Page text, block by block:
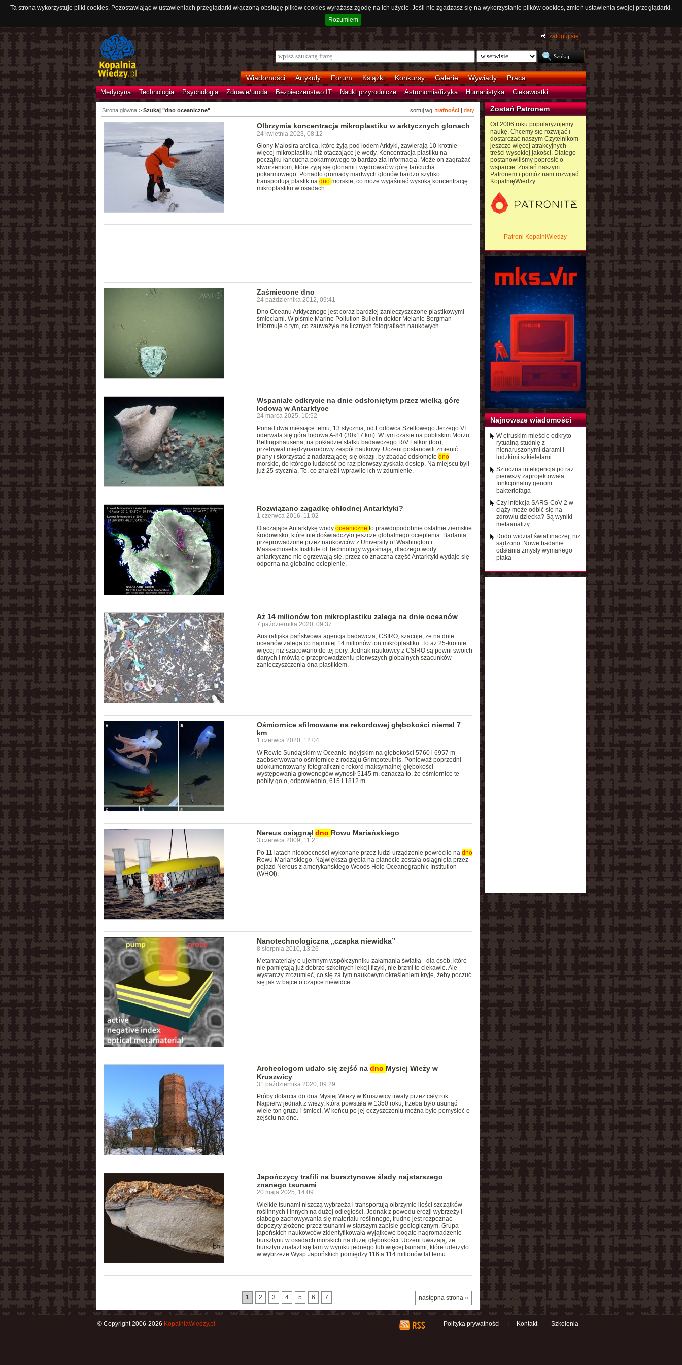
Ta strona wykorzystuje pliki cookies. Pozostawiając w ustawieniach przeglądarki włączoną obsługę plików cookies wyrażasz zgodę na ich użycie. Jeśli nie zgadzasz się na wykorzystanie plików cookies, zmień ustawienia swojej przeglądarki.
Rozumiem
zaloguj się
Wiadomości Artykuły Forum Książki Konkursy Galerie Wywiady Praca
Medycyna Technologia Psychologia Zdrowie/uroda Bezpieczeństwo IT Nauki przyrodnicze Astronomia/fizyka Humanistyka Ciekawostki
sortuj wg: trafności| daty
Strona główna> Szukaj "dno oceaniczne"
Olbrzymia koncentracja mikroplastiku w arktycznych glonach
24 kwietnia 2023, 08:12
Glony Malosira arctica, które żyją pod lodem Arktyki, zawierają 10-krotnie
więcej mikroplastiku niż otaczające je wody. Koncentracja plastiku na
początku łańcucha pokarmowego to bardzo zła informacja. Może on zagrażać
stworzeniom, które żyją się glonami i wędrować w górę łańcucha
pokarmowego. Ponadto gromady martwych glonów bardzo szybko
transportują plastik na dno morskie, co może wyjaśniać wysoką koncentrację
mikroplastiku w osadach.
Zaśmiecone dno
24 października 2012, 09:41
Dno Oceanu Arktycznego jest coraz bardziej zanieczyszczone plastikowymi
śmieciami. W piśmie Marine Pollution Bulletin doktor Melanie Bergman
informuje o tym, co zauważyła na licznych fotografiach naukowych.
Wspaniałe odkrycie na dnie odsłoniętym przez wielką górę
lodową w Antarktyce
24 marca 2025, 10:52
Ponad dwa miesiące temu, 13 stycznia, od Lodowca Szelfowego Jerzego VI
oderwała się góra lodowa A-84 (30x17 km). W tym czasie na pobliskim Morzu
Bellingshausena, na pokładzie statku badawczego R/V Falkor (too),
przebywał międzynarodowy zespół naukowy. Uczeni postanowili zmienić
plany i skorzystać z nadarzającej się okazji, by zbadać odsłonięte dno
morskie, do którego ludzkość po raz pierwszy zyskała dostęp. Na miejscu byli
już 25 stycznia. To, co znaleźli wprawiło ich w zdumienie.
Rozwiązano zagadkę chłodnej Antarktyki?
1 czerwca 2016, 11:02
Otaczające Antarktykę wody oceaniczne to prawdopodobnie ostatnie ziemskie
środowisko, które nie doświadczyło jeszcze globalnego ocieplenia. Badania
przeprowadzone przez naukowców z University of Washington i
Massachusetts Institute of Technology wyjaśniają, dlaczego wody
antarktyczne nie ogrzewają się, przez co znaczna część Antarktyki wydaje się
odporna na globalne ocieplenie.
Aż 14 milionów ton mikroplastiku zalega na dnie oceanów
7 października 2020, 09:37
Australijska państwowa agencja badawcza, CSIRO, szacuje, że na dnie
oceanów zalega co najmniej 14 milionów ton mikroplastiku. To aż 25-krotnie
więcej niż szacowano do tej pory. Jednak naukowcy z CSIRO są pewni swoich
danych i mówią o przeprowadzeniu pierwszych globalnych szacunków
zanieczyszczenia dna plastikiem.
Ośmiornice sfilmowane na rekordowej głębokości niemal 7
km
1 czerwca 2020, 12:04
W Rowie Sundajskim w Oceanie Indyjskim na głębokości 5760 i 6957 m
zaobserwowano ośmiornice z rodzaju Grimpoteuthis. Ponieważ poprzedni
udokumentowany fotograficznie rekord maksymalnej głębokości
występowania głowonogów wynosił 5145 m, oznacza to, że ośmiornice te
pobiły go o, odpowiednio, 615 i 1812 m.
Nereus osiągnął dno Rowu Mariańskiego
3 czerwca 2009, 11:21
Po 11 latach nieobecności wykonane przez ludzi urządzenie powróciło na dno
Rowu Mariańskiego. Największa głębia na planecie została osiągnięta przez
pojazd Nereus z amerykańskiego Woods Hole Oceanographic Institution
(WHOI).
Nanotechnologiczna „czapka niewidka”
8 sierpnia 2010, 13:26
Metamateriały o ujemnym współczynniku załamania światła - dla osób, które
nie pamiętają już dobrze szkolnych lekcji fizyki, nie brzmi to ciekawie. Ale
wystarczy zrozumieć, co się za tym naukowym określeniem kryje, żeby poczuć
się jak w bajce o czapce niewidce.
Archeologom udało się zejść na dno Mysiej Wieży w
Kruszwicy
31 października 2020, 09:29
Próby dotarcia do dna Mysiej Wieży w Kruszwicy trwały przez cały rok.
Najpierw jednak z wieży, która powstała w 1350 roku, trzeba było usunąć
wiele ton gruzu i śmieci. W końcu po jej oczyszczeniu można było pomyśleć o
zejściu na dno.
Japończycy trafili na bursztynowe ślady najstarszego
znanego tsunami
20 maja 2025, 14:09
Wielkie tsunami niszczą wybrzeża i transportują olbrzymie ilości szczątków
roślinnych i innych na dużej odległości. Jednak z powodu erozji wybrzeży i
słabego zachowywania się materiału roślinnego, trudno jest rozpoznać
depozyty złożone przez tsunami w starszym zapisie geologicznym. Grupa
japońskich naukowców zidentyfikowała wyjątkowo bogate nagromadzenie
bursztynu w osadach morskich na dużej głębokości. Uczeni uważają, że
bursztyn znalazł się tam w wyniku jednego lub więcej tsunami, które uderzyło
w wybrzeże Wysp Japońskich pomiędzy 116 a 114 milionów lat temu.
następna strona »
1 2 3 4 5 6 7 …
Zostań Patronem
Od 2006 roku popularyzujemy
naukę. Chcemy się rozwijać i
dostarczać naszym Czytelnikom
jeszcze więcej atrakcyjnych
treści wysokiej jakości. Dlatego
postanowiliśmy poprosić o
wsparcie. Zostań naszym
Patronem i pomóż nam rozwijać
KopalnięWiedzy.
Patroni KopalniWiedzy
Najnowsze wiadomości
W etruskim mieście odkryto
rytualną studnię z
nienaruszonymi darami i
ludzkimi szkieletami
Sztuczna inteligencja po raz
pierwszy zaprojektowała
funkcjonalny genom
bakteriofaga
Czy infekcja SARS-CoV-2 w
ciąży może odbić się na
zdrowiu dziecka? Są wyniki
metaanalizy
Dodo widział świat inaczej, niż
sądzono. Nowe badanie
odsłania zmysły wymarłego
ptaka
Polityka prywatności Kontakt Szkolenia
© Copyright 2006-2026 KopalniaWiedzy.pl